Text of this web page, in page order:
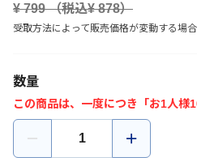
¥ 799（税込¥878）
受取方法によって販売価格が変動する場合
数量
この商品は、一度につき「お1人様